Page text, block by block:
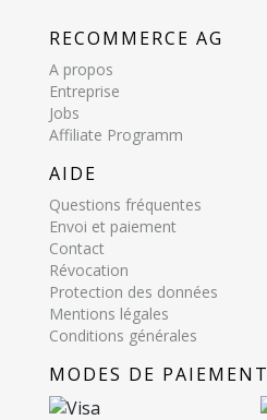
RECOMMERCE AG
A propos
Entreprise
Jobs
Affiliate Programm
AIDE
Questions fréquentes
Envoi et paiement
Contact
Révocation
Protection des données
Mentions légales
Conditions générales
MODES DE PAIEMENT